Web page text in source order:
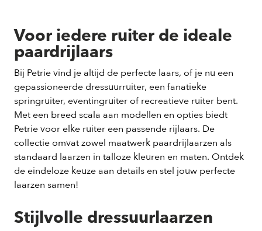
Voor iedere ruiter de ideale
paardrijlaars
Bij Petrie vind je altijd de perfecte laars, of je nu een
gepassioneerde dressuurruiter, een fanatieke
springruiter, eventingruiter of recreatieve ruiter bent.
Met een breed scala aan modellen en opties biedt
Petrie voor elke ruiter een passende rijlaars. De
collectie omvat zowel maatwerk paardrijlaarzen als
standaard laarzen in talloze kleuren en maten. Ontdek
de eindeloze keuze aan details en stel jouw perfecte
laarzen samen!
Stijlvolle dressuurlaarzen